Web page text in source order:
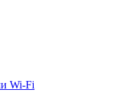
Wi-Fi